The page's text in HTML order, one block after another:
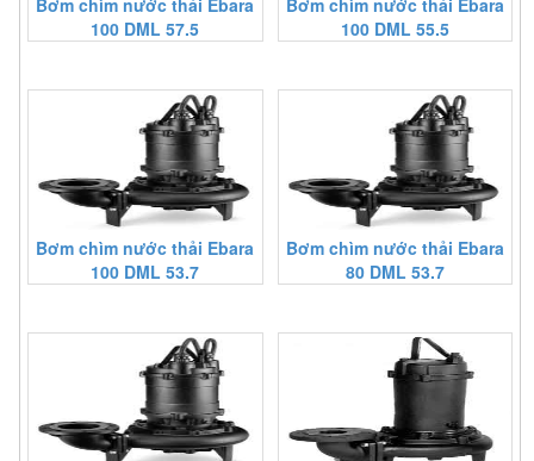
100 DML 57.5
100 DML 55.5
Bơm chìm nước thải Ebara
100 DML 53.7
Bơm chìm nước thải Ebara
80 DML 53.7